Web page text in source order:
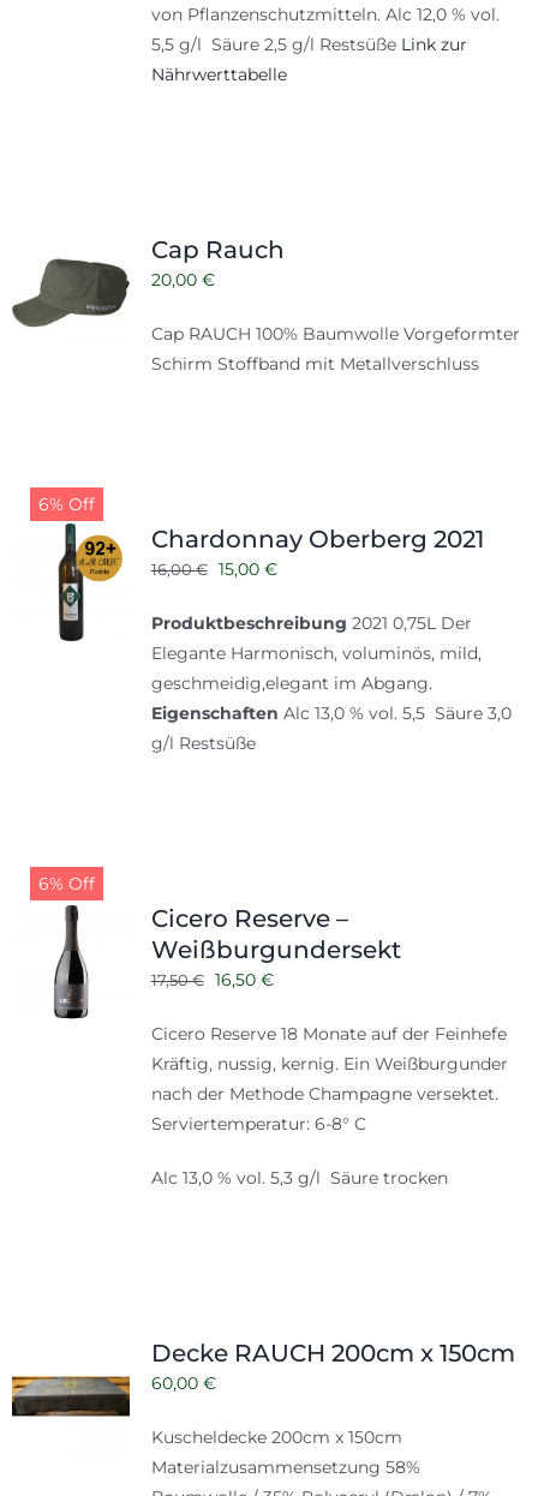
von Pflanzenschutzmitteln. Alc 12,0 % vol.
5,5 g/l Säure 2,5 g/l Restsüße Link zur
Nährwerttabelle
Cap Rauch
20,00 €
Cap RAUCH 100% Baumwolle Vorgeformter
Schirm Stoffband mit Metallverschluss
6% Off
Chardonnay Oberberg 2021
16,00€ Ursprünglicher
war:
16,00 €
15,00 €Aktueller
ist:
15,00 €.
Produktbeschreibung 2021 0,75L Der
Elegante Harmonisch, voluminös, mild,
geschmeidig,elegant im Abgang.
Eigenschaften Alc 13,0 % vol. 5,5 Säure 3,0
g/l Restsüße
6% Off
Cicero Reserve –
Weißburgundersekt
17,50€ Ursprünglicher
war:
17,50 €
16,50 €Aktueller
ist:
16,50 €.
Cicero Reserve 18 Monate auf der Feinhefe
Kräftig, nussig, kernig. Ein Weißburgunder
nach der Methode Champagne versektet.
Serviertemperatur: 6-8° C
Alc 13,0 % vol. 5,3 g/l Säure trocken
Decke RAUCH 200cm x 150cm
60,00 €
Kuscheldecke 200cm x 150cm
Materialzusammensetzung 58%